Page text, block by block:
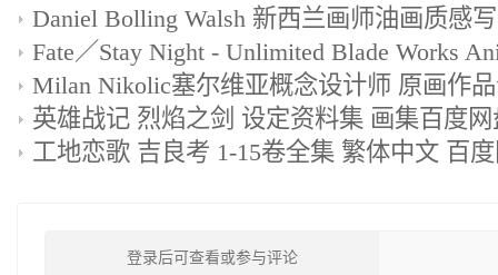
英雄战记 烈焰之剑 设定资料集 画集百度
登录后可查看或参与评论